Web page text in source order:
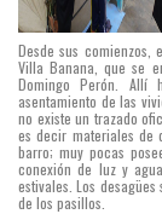
Desde sus
Villa Banana, que se
Domingo Perón. Allí
asentamiento de las
no existe un trazado
es decir materiales de
barro; muy pocas
conexión de luz y
estivales. Los
de los pasillos.